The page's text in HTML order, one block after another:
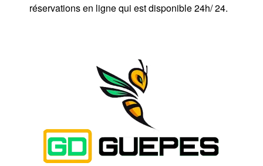
réservations en ligne qui est disponible 24h/ 24.